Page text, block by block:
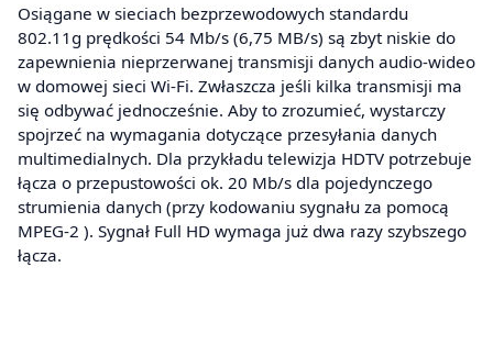
Osiągane w sieciach bezprzewodowych standardu
802.11g prędkości 54 Mb/s (6,75 MB/s) są zbyt niskie do
zapewnienia nieprzerwanej transmisji danych audio-wideo
w domowej sieci Wi-Fi. Zwłaszcza jeśli kilka transmisji ma
się odbywać jednocześnie. Aby to zrozumieć, wystarczy
spojrzeć na wymagania dotyczące przesyłania danych
multimedialnych. Dla przykładu telewizja HDTV potrzebuje
łącza o przepustowości ok. 20 Mb/s dla pojedynczego
strumienia danych (przy kodowaniu sygnału za pomocą
MPEG‑2 ). Sygnał Full HD wymaga już dwa razy szybszego
łącza.